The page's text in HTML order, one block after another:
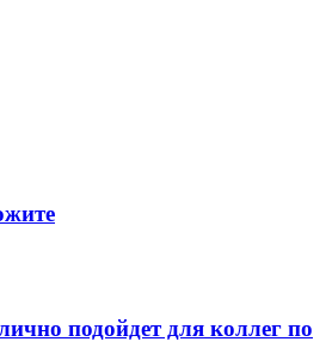
подойдет для коллег по